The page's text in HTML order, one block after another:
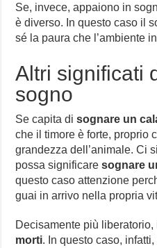
Se, invece, appaiono in
è diverso. In questo caso il
sé la paura che l’ambiente
Altri significati
sogno
Se capita disognare un
che il timore è forte, proprio
grandezza dell’animale. Ci
possa significaresognare
questo caso attenzione
guai in arrivo nella propria
Decisamente più
morti. In questo caso,